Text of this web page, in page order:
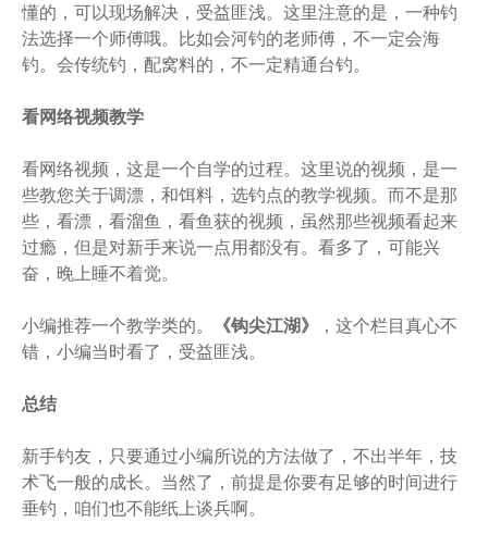
懂的，可以现场解决，受益匪浅。这里注意的是，一种钓
法选择一个师傅哦。比如会河钓的老师傅，不一定会海
钓。会传统钓，配窝料的，不一定精通台钓。
看网络视频教学
看网络视频，这是一个自学的过程。这里说的视频，是一
些教您关于调漂，和饵料，选钓点的教学视频。而不是那
些，看漂，看溜鱼，看鱼获的视频，虽然那些视频看起来
过瘾，但是对新手来说一点用都没有。看多了，可能兴
奋，晚上睡不着觉。
小编推荐一个教学类的。 《钩尖江湖》
，这个栏目真心不
错，小编当时看了，受益匪浅。
总结
新手钓友，只要通过小编所说的方法做了，不出半年，技
术飞一般的成长。当然了，前提是你要有足够的时间进行
垂钓，咱们也不能纸上谈兵啊。